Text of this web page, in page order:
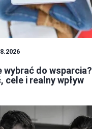
wybrać do wsparcia?
cele i realny wpływ